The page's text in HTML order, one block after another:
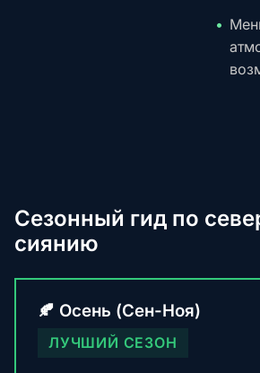
Сезонный гид по
сиянию
🍂 Осень (Сен-Ноя)
ЛУЧШИЙ СЕЗОН